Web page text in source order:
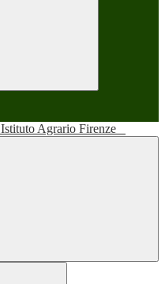
Istituto Agrario Firenze